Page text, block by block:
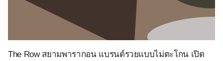
The Row สยามพารากอน แบรนด์รวยแบบไม่ตะโกน เปิด